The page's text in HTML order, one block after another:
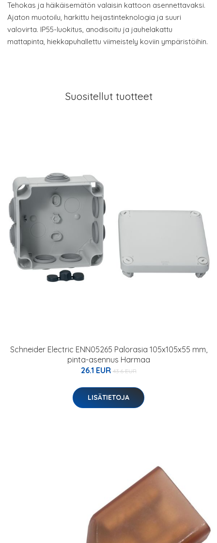
Tehokas ja häikäisemätön valaisin kattoon asennettavaksi.
Ajaton muotoilu, harkittu heijastinteknologia ja suuri
valovirta. IP55-luokitus, anodisoitu ja jauhelakattu
mattapinta, hiekkapuhallettu viimeistely koviin ympäristöihin.
Suositellut tuotteet
Schneider Electric ENN05265 Palorasia 105x105x55 mm,
pinta-asennus Harmaa
26.1 EUR 43.6 EUR
LISÄTIETOJA